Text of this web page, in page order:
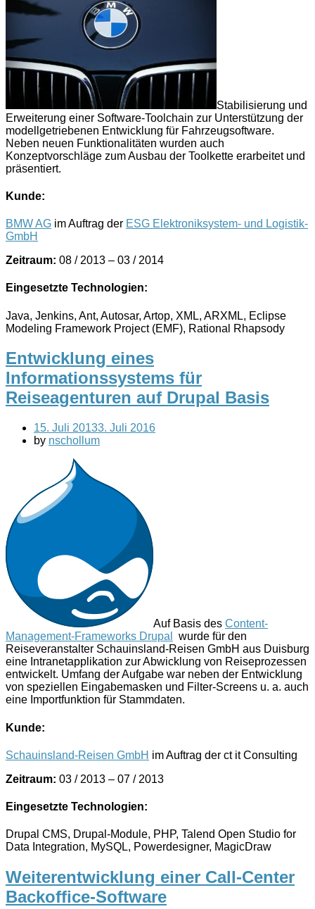
Stabilisierung und
Erweiterung einer Software-Toolchain zur Unterstützung der
modellgetriebenen Entwicklung für Fahrzeugsoftware.
Neben neuen Funktionalitäten wurden auch
Konzeptvorschläge zum Ausbau der Toolkette erarbeitet und
präsentiert.
Kunde:
BMW AG im Auftrag der ESG Elektroniksystem- und Logistik-
GmbH
Zeitraum: 08 / 2013 – 03 / 2014
Eingesetzte Technologien:
Java, Jenkins, Ant, Autosar, Artop, XML, ARXML, Eclipse
Modeling Framework Project (EMF), Rational Rhapsody
Entwicklung eines
Informationssystems für
Reiseagenturen auf Drupal Basis
15. Juli 20133. Juli 2016
by nschollum
Auf Basis des Content-
Management-Frameworks Drupal
wurde für den
Reiseveranstalter Schauinsland-Reisen GmbH aus Duisburg
eine Intranetapplikation zur Abwicklung von Reiseprozessen
entwickelt. Umfang der Aufgabe war neben der Entwicklung
von speziellen Eingabemasken und Filter-Screens u. a. auch
eine Importfunktion für Stammdaten.
Kunde:
Schauinsland-Reisen GmbH im Auftrag der ct it Consulting
Zeitraum: 03 / 2013 – 07 / 2013
Eingesetzte Technologien:
Drupal CMS, Drupal-Module, PHP, Talend Open Studio for
Data Integration, MySQL, Powerdesigner, MagicDraw
Weiterentwicklung einer Call-Center
Backoffice-Software